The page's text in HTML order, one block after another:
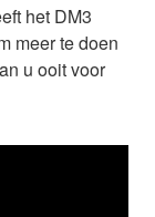
het DM3
meer te doen
u ooit voor